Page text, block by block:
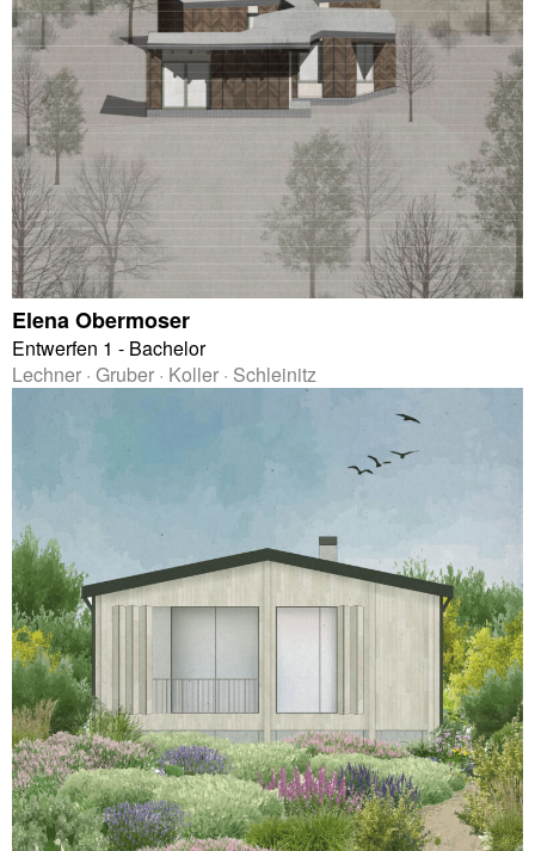
Elena Obermoser
Entwerfen 1 - Bachelor
Lechner · Gruber · Koller · Schleinitz